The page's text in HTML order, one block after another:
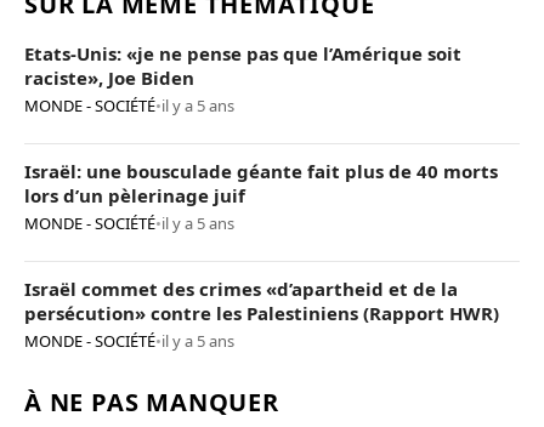
Etats-Unis: «je ne pense pas que l’Amérique soit
raciste», Joe Biden
MONDE - SOCIÉTÉ•il y a 5 ans
Israël: une bousculade géante fait plus de 40 morts
lors d’un pèlerinage juif
MONDE - SOCIÉTÉ•il y a 5 ans
Israël commet des crimes «d’apartheid et de la
persécution» contre les Palestiniens (Rapport HWR)
MONDE - SOCIÉTÉ•il y a 5 ans
À NE PAS MANQUER